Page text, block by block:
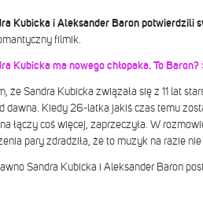
Kubicka i Aleksander Baron potwierdzili
filmik.
Kubicka ma nowego chłopaka. To Baron?
że Sandra Kubicka związała się z 11 lat
dawna. Kiedy 26-latka jakiś czas temu
łączy coś więcej, zaprzeczyła. W
pary zdradziła, że to muzyk na razie
Sandra Kubicka i Aleksander Baron